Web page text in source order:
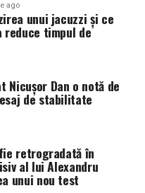
ago
unui jacuzzi și ce
timpul de
Nicușor Dan o notă de
de stabilitate
retrogradată în
al lui Alexandru
unui nou test